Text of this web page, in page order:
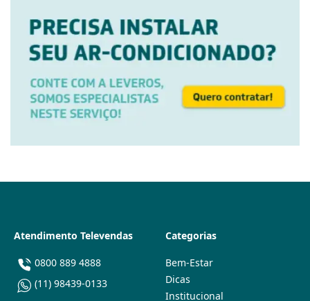
Atendimento Televendas
0800 889 4888
(11) 98439-0133
Categorias
Bem-Estar
Dicas
Institucional